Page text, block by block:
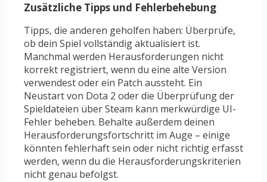
Zusätzliche Tipps und Fehlerbehebung
Tipps, die anderen geholfen haben: Überprüfe,
ob dein Spiel vollständig aktualisiert ist.
Manchmal werden Herausforderungen nicht
korrekt registriert, wenn du eine alte Version
verwendest oder ein Patch aussteht. Ein
Neustart von Dota 2 oder die Überprüfung der
Spieldateien über Steam kann merkwürdige UI-
Fehler beheben. Behalte außerdem deinen
Herausforderungsfortschritt im Auge – einige
könnten fehlerhaft sein oder nicht richtig erfasst
werden, wenn du die Herausforderungskriterien
nicht genau befolgst.